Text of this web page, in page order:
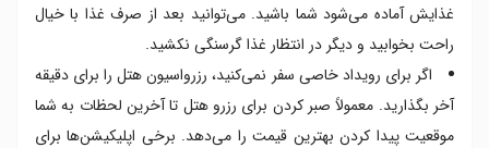
غذایش آماده می‌شود شما باشید. می‌توانید بعد از صرف غذا با خیال
راحت بخوابید و دیگر در انتظار غذا گرسنگی نکشید.
اگر برای رویداد خاصی سفر نمی‌کنید، رزرواسیون هتل را برای دقیقه
آخر بگذارید. معمولاً صبر کردن برای رزرو هتل تا آخرین لحظات به شما
موقعیت پیدا کردن بهترین قیمت را می‌دهد. برخی اپلیکیشن‌ها برای